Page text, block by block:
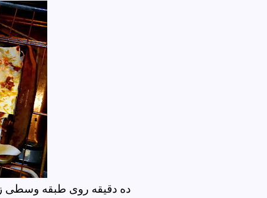
ده دقیقه روی طبقه وسطی